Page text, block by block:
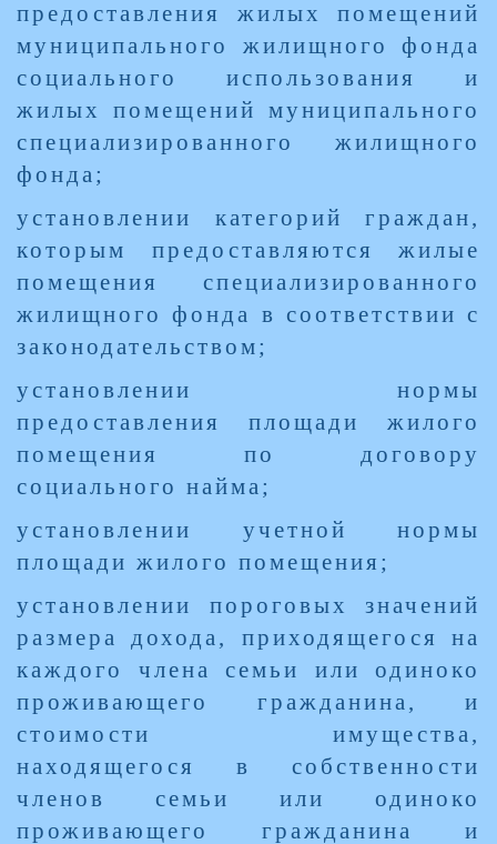
предоставления жилых помещений
муниципального жилищного фонда
социального использования и
жилых помещений муниципального
специализированного жилищного
фонда;
установлении категорий граждан,
которым предоставляются жилые
помещения специализированного
жилищного фонда в соответствии с
законодательством;
установлении нормы
предоставления площади жилого
помещения по договору
социального найма;
установлении учетной нормы
площади жилого помещения;
установлении пороговых значений
размера дохода, приходящегося на
каждого члена семьи или одиноко
проживающего гражданина, и
стоимости имущества,
находящегося в собственности
членов семьи или одиноко
проживающего гражданина и